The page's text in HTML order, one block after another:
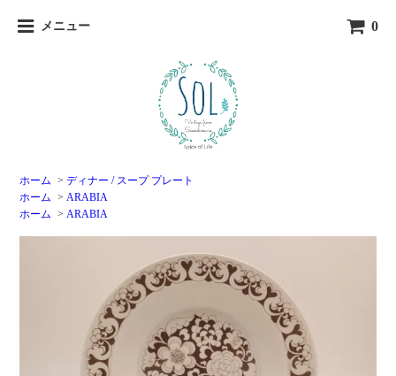
メニュー 0
ホーム >ディナー / スープ プレート
ホーム > ARABIA
ホーム > ARABIA